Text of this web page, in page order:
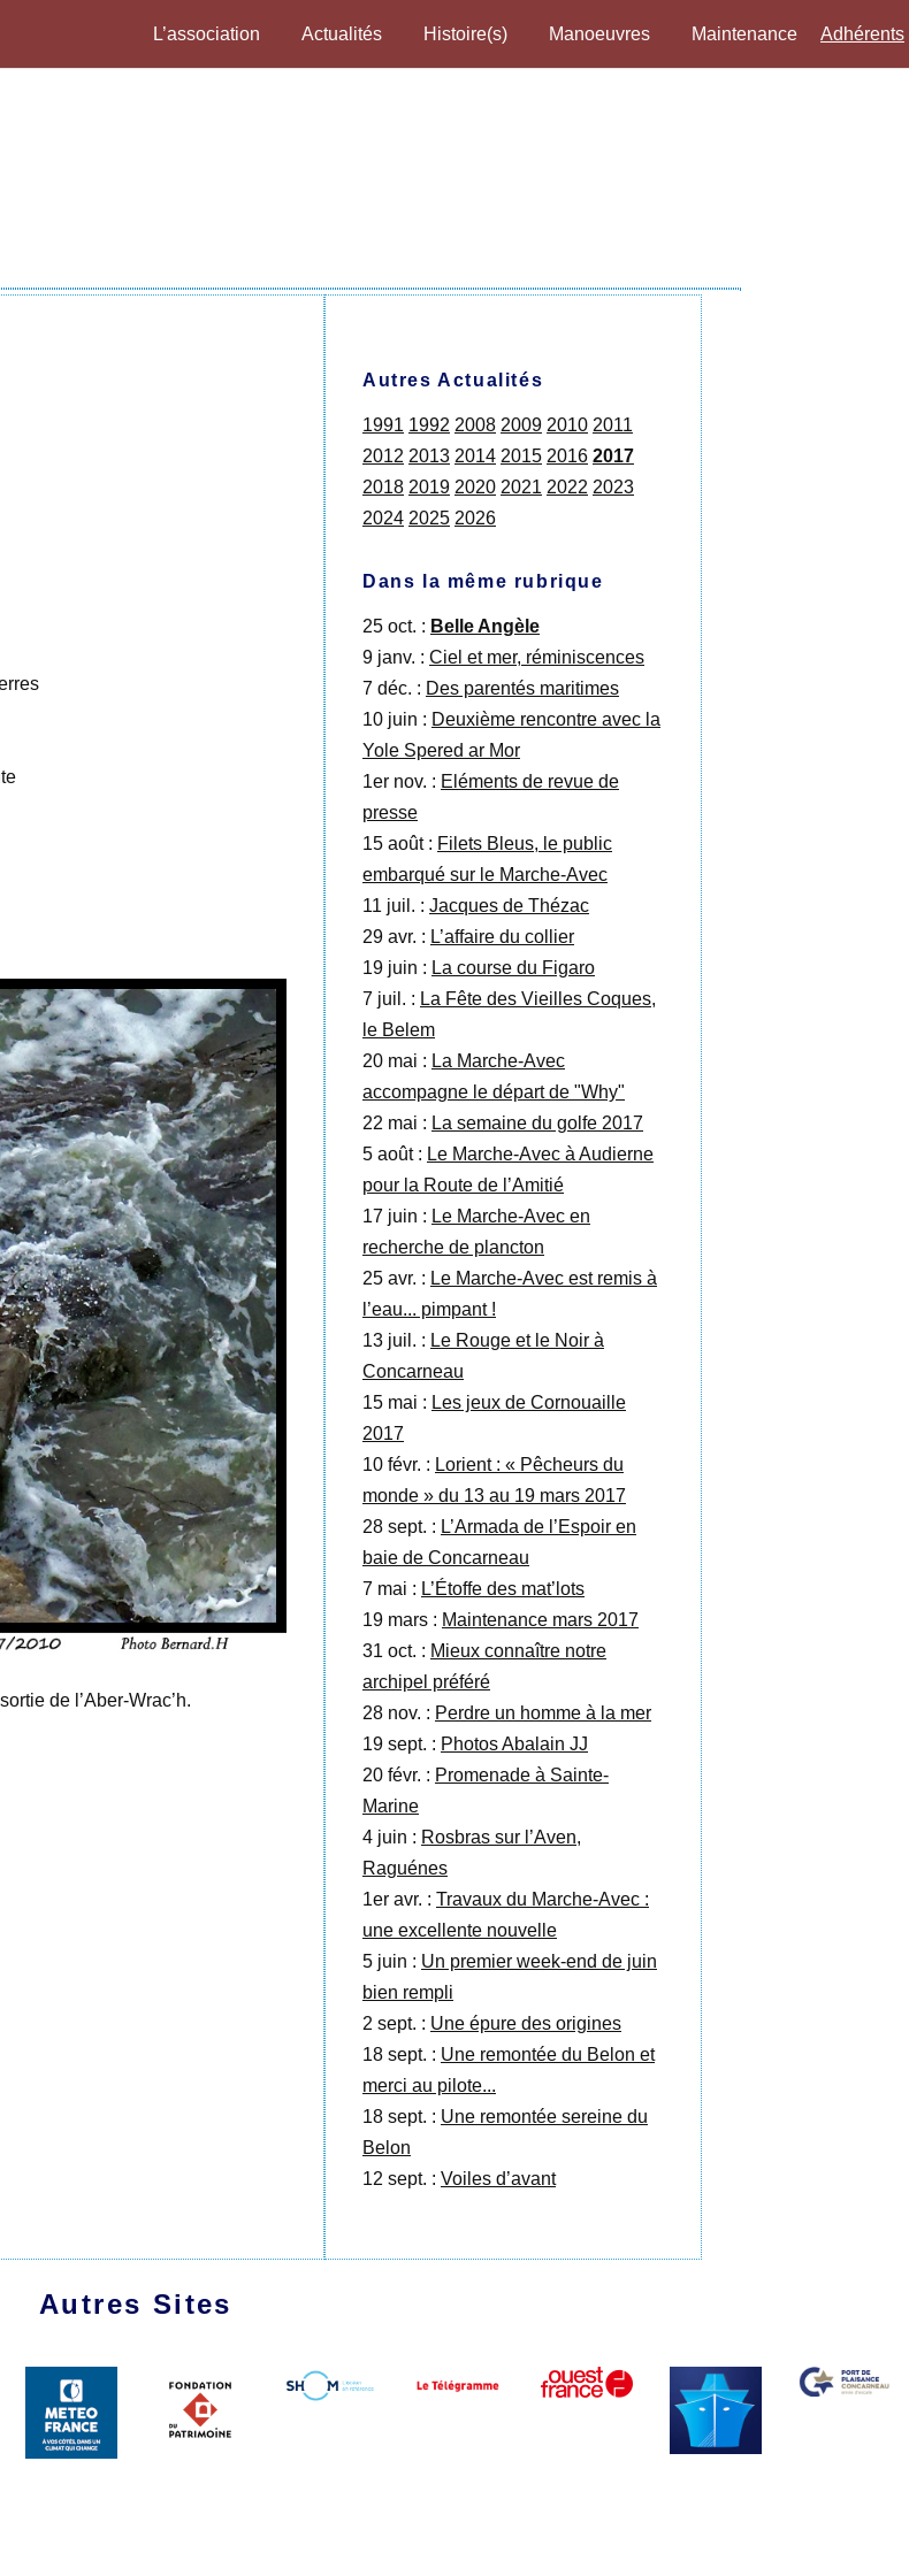
L’association Actualités Histoire(s) Manoeuvres Maintenance Adhérents
de l’Aber-Wrac’h.
Autres Actualités
1991 1992 2008 2009 2010 2011
2012 2013 2014 2015 2016 2017
2018 2019 2020 2021 2022 2023
2024 2025 2026
Dans la même rubrique
25 oct. : Belle Angèle
9 janv. : Ciel et mer, réminiscences
7 déc. : Des parentés maritimes
10 juin : Deuxième rencontre avec la
Yole Spered ar Mor
1er nov. : Eléments de revue de
presse
15 août : Filets Bleus, le public
embarqué sur le Marche-Avec
11 juil. : Jacques de Thézac
29 avr. : L’affaire du collier
19 juin : La course du Figaro
7 juil. : La Fête des Vieilles Coques,
le Belem
20 mai : La Marche-Avec
accompagne le départ de "Why"
22 mai : La semaine du golfe 2017
5 août : Le Marche-Avec à Audierne
pour la Route de l’Amitié
17 juin : Le Marche-Avec en
recherche de plancton
25 avr. : Le Marche-Avec est remis à
l’eau... pimpant !
13 juil. : Le Rouge et le Noir à
Concarneau
15 mai : Les jeux de Cornouaille
2017
10 févr. : Lorient : « Pêcheurs du
monde » du 13 au 19 mars 2017
28 sept. : L’Armada de l’Espoir en
baie de Concarneau
7 mai : L’Étoffe des mat’lots
19 mars : Maintenance mars 2017
31 oct. : Mieux connaître notre
archipel préféré
28 nov. : Perdre un homme à la mer
19 sept. : Photos Abalain JJ
20 févr. : Promenade à Sainte-
Marine
4 juin : Rosbras sur l’Aven,
Raguénes
1er avr. : Travaux du Marche-Avec :
une excellente nouvelle
5 juin : Un premier week-end de juin
bien rempli
2 sept. : Une épure des origines
18 sept. : Une remontée du Belon et
merci au pilote...
18 sept. : Une remontée sereine du
Belon
12 sept. : Voiles d’avant
Autres Sites